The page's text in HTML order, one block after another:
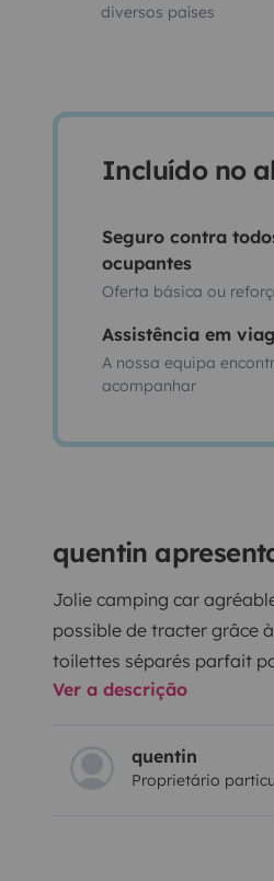
diversos países
Incluído no
Seguro contra
ocupantes
Oferta básica ou
Assistência em
A nossa equipa
acompanhar
quentin
Jolie camping car
possible de tracter grâce
toilettes séparés parfait
Ver a descrição
quentin
Proprietário